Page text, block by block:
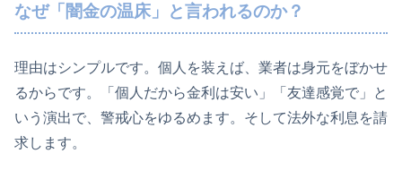
なぜ「闇金の温床」と言われるのか？
理由はシンプルです。個人を装えば、業者は身元をぼかせ
るからです。「個人だから金利は安い」「友達感覚で」と
いう演出で、警戒心をゆるめます。そして法外な利息を請
求します。